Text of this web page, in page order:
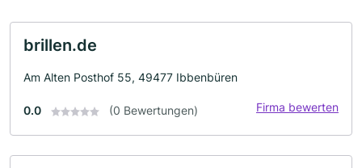
brillen.de
Am Alten Posthof 55, 49477 Ibbenbüren
0.0 (0 Bewertungen) Firma bewerten